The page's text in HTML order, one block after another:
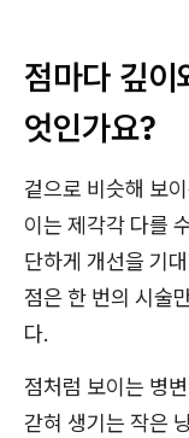
점마다 깊
엇인가요?
겉으로 비슷해 보
이는 제각각 다를
단하게 개선을 기
점은 한 번의 시술
다.
점처럼 보이는 병
갇혀 생기는 작은